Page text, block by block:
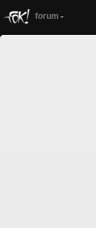
forum